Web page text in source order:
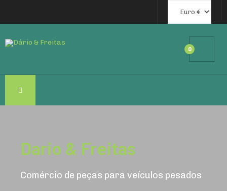
0
Dario & Freitas
Comércio de peças para veículos pesados